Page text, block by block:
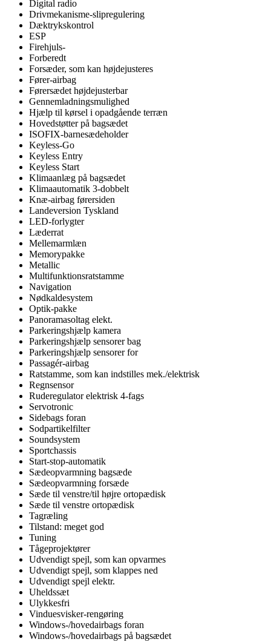
Digital radio
Drivmekanisme-slipregulering
Dæktrykskontrol
ESP
Firehjuls-
Forberedt
Forsæder, som kan højdejusteres
Fører-airbag
Førersædet højdejusterbar
Gennemladningsmulighed
Hjælp til kørsel i opadgående terræn
Hovedstøtter på bagsædet
ISOFIX-barnesædeholder
Keyless-Go
Keyless Entry
Keyless Start
Klimaanlæg på bagsædet
Klimaautomatik 3-dobbelt
Knæ-airbag førersiden
Landeversion Tyskland
LED-forlygter
Læderrat
Mellemarmlæn
Memorypakke
Metallic
Multifunktionsratstamme
Navigation
Nødkaldesystem
Optik-pakke
Panoramasoltag elekt.
Parkeringshjælp kamera
Parkeringshjælp sensorer bag
Parkeringshjælp sensorer for
Passagér-airbag
Ratstamme, som kan indstilles mek./elektrisk
Regnsensor
Ruderegulator elektrisk 4-fags
Servotronic
Sidebags foran
Sodpartikelfilter
Soundsystem
Sportchassis
Start-stop-automatik
Sædeopvarmning bagsæde
Sædeopvarmning forsæde
Sæde til venstre/til højre ortopædisk
Sæde til venstre ortopædisk
Tagræling
Tilstand: meget god
Tuning
Tågeprojektører
Udvendigt spejl, som kan opvarmes
Udvendigt spejl, som klappes ned
Udvendigt spejl elektr.
Uheldssæt
Ulykkesfri
Vinduesvisker-rengøring
Windows-/hovedairbags foran
Windows-/hovedairbags på bagsædet